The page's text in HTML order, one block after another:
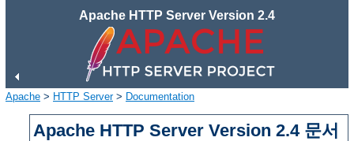
Apache HTTP Server Version 2.4
Apache > HTTP Server> Documentation
Apache HTTP Server Version 2.4 문서